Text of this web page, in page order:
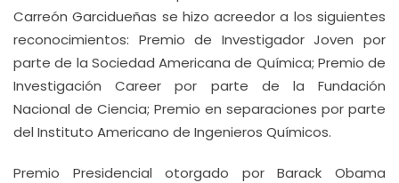
Carreón Garcidueñas se hizo acreedor a los siguientes
reconocimientos: Premio de Investigador Joven por
parte de la Sociedad Americana de Química; Premio de
Investigación Career por parte de la Fundación
Nacional de Ciencia; Premio en separaciones por parte
del Instituto Americano de Ingenieros Químicos.
Premio Presidencial otorgado por Barack Obama